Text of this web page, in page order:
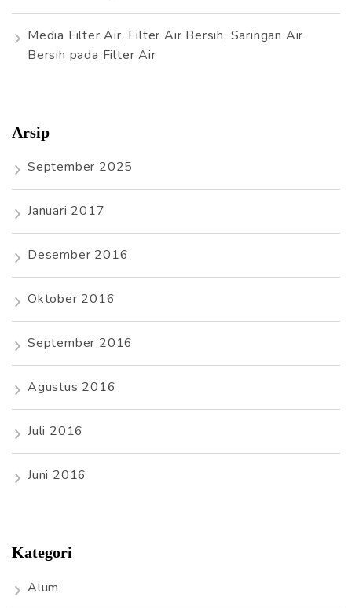
Media Filter Air, Filter Air Bersih, Saringan Air
Bersih pada Filter Air
Arsip
September 2025
Januari 2017
Desember 2016
Oktober 2016
September 2016
Agustus 2016
Juli 2016
Juni 2016
Kategori
Alum